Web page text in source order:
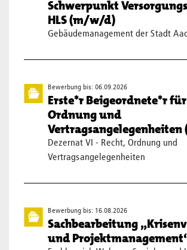
Schwerpunkt
HLS (m/w/d)
Gebäudemanagement der Stadt
Bewerbung bis: 06.09.2026
Erste*r Beigeordnete*r
Ordnung und
Dezernat VI - Recht, Ordnung und
Vertragsangelegenheiten
Bewerbung bis: 16.08.2026
Sachbearbeitung
und